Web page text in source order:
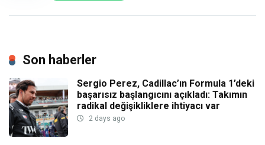
Son haberler
Sergio Perez, Cadillac’ın Formula 1’deki
başarısız başlangıcını açıkladı: Takımın
radikal değişikliklere ihtiyacı var
2 days ago